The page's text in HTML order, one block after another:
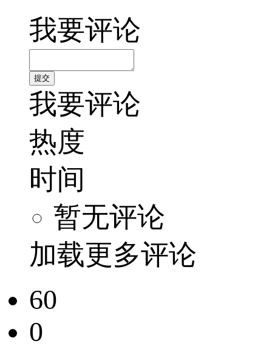
我要评论
我要评论
热度
时间
暂无评论
加载更多评论
60
0